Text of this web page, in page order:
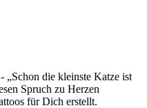
„Schon die kleinste Katze ist
Spruch zu Herzen
für Dich erstellt.